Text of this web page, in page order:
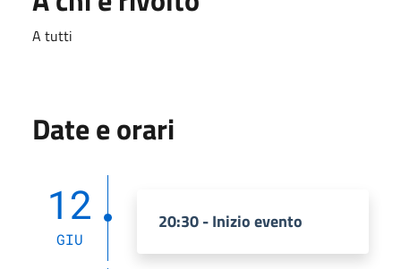
A tutti
Date e orari
12
GIU
20:30 - Inizio evento